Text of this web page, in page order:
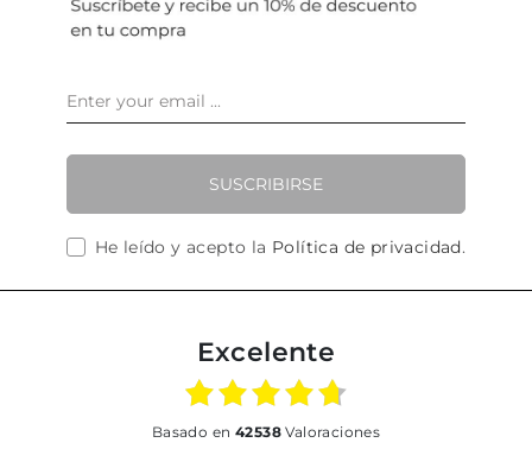
SUSCRIBIRSE
He leído y acepto la Política de privacidad.
Excelente
basado en 42538Valoraciones